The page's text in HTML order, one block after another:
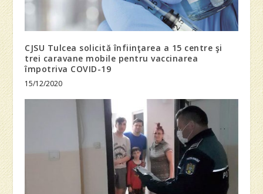
CJSU Tulcea solicită înfiinţarea a 15 centre şi
trei caravane mobile pentru vaccinarea
împotriva COVID-19
15/12/2020